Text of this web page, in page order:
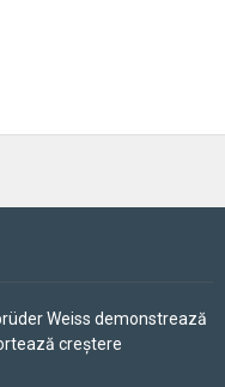
Weiss demonstrează
creștere